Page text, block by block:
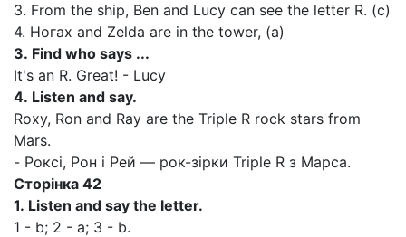
3. From the ship, Ben and Lucy can see the letter R. (c)
4. Ногах and Zelda are in the tower, (a)
3. Find who says ...
It's an R. Great! - Lucy
4. Listen and say.
Roxy, Ron and Ray are the Triple R rock stars from
Mars.
- Роксі, Рон і Рей — рок-зірки Triple R з Марса.
Сторінка 42
1. Listen and say the letter.
1 - b; 2 - a; 3 - b.